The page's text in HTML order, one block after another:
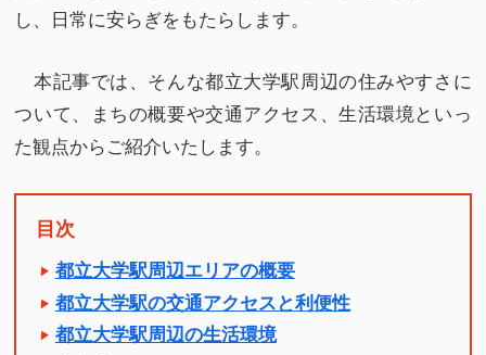
し、日常に安らぎをもたらします。
本記事では、そんな都立大学駅周辺の住みやすさに
ついて、まちの概要や交通アクセス、生活環境といっ
た観点からご紹介いたします。
目次
都立大学駅周辺エリアの概要
都立大学駅の交通アクセスと利便性
都立大学駅周辺の生活環境